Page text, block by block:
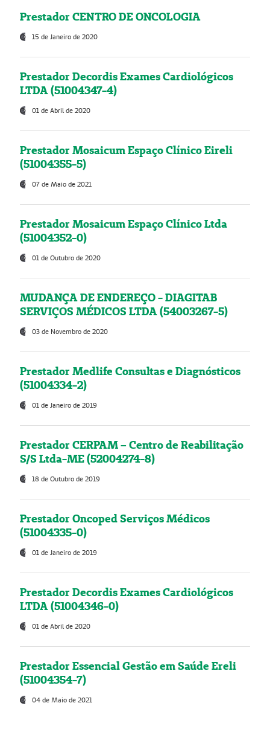
Prestador CENTRO DE ONCOLOGIA
15 de Janeiro de 2020
Prestador Decordis Exames Cardiológicos
LTDA (51004347-4)
01 de Abril de 2020
Prestador Mosaicum Espaço Clínico Eireli
(51004355-5)
07 de Maio de 2021
Prestador Mosaicum Espaço Clínico Ltda
(51004352-0)
01 de Outubro de 2020
MUDANÇA DE ENDEREÇO - DIAGITAB
SERVIÇOS MÉDICOS LTDA (54003267-5)
03 de Novembro de 2020
Prestador Medlife Consultas e Diagnósticos
(51004334-2)
01 de Janeiro de 2019
Prestador CERPAM – Centro de Reabilitação
S/S Ltda-ME (52004274-8)
18 de Outubro de 2019
Prestador Oncoped Serviços Médicos
(51004335-0)
01 de Janeiro de 2019
Prestador Decordis Exames Cardiológicos
LTDA (51004346-0)
01 de Abril de 2020
Prestador Essencial Gestão em Saúde Ereli
(51004354-7)
04 de Maio de 2021